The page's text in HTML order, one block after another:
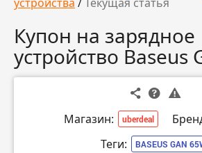
Купон на зарядное
устройство Baseus
Магазин: uberdeal
Теги: BASEUS GAN